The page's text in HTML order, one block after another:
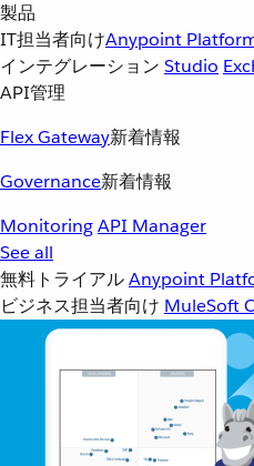
製品
IT担当者向けAnypoint
インテグレーション Studio
API管理
Flex Gateway新着情報
Governance新着情報
MonitoringAPI Manager
See all
無料トライアルAnypoint
ビジネス担当者向け MuleSoft